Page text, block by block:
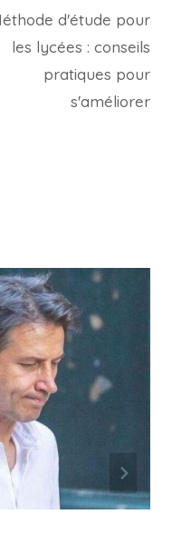
d'étude pour
les lycées : conseils
pratiques pour
s'améliorer